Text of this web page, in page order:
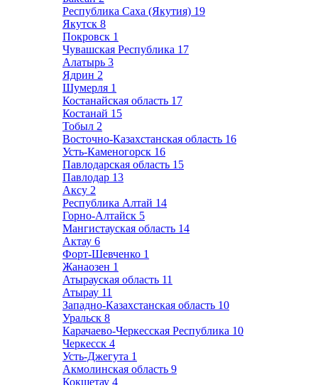
Республика Саха (Якутия) 19
Якутск 8
Покровск 1
Чувашская Республика 17
Алатырь 3
Ядрин 2
Шумерля 1
Костанайская область 17
Костанай 15
Тобыл 2
Восточно-Казахстанская область 16
Усть-Каменогорск 16
Павлодарская область 15
Павлодар 13
Аксу 2
Республика Алтай 14
Горно-Алтайск 5
Мангистауская область 14
Актау 6
Форт-Шевченко 1
Жанаозен 1
Атырауская область 11
Атырау 11
Западно-Казахстанская область 10
Уральск 8
Карачаево-Черкесская Республика 10
Черкесск 4
Усть-Джегута 1
Акмолинская область 9
Кокшетау 4